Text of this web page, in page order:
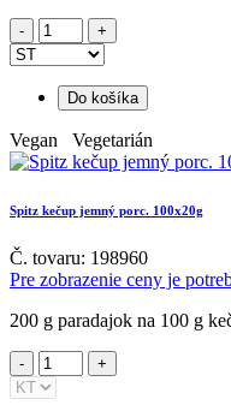
Do košíka
Vegan Vegetarián
Spitz kečup jemný porc. 100x20g
Č. tovaru: 198960
Pre zobrazenie ceny je
200 g paradajok na 100 g